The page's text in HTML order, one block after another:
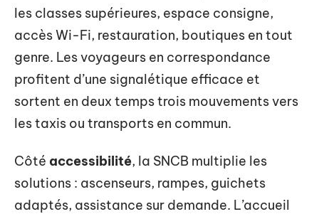
les classes supérieures, espace consigne,
accès Wi-Fi, restauration, boutiques en tout
genre. Les voyageurs en correspondance
profitent d’une signalétique efficace et
sortent en deux temps trois mouvements vers
les taxis ou transports en commun.
Côté accessibilité, la SNCB multiplie les
solutions : ascenseurs, rampes, guichets
adaptés, assistance sur demande. L’accueil